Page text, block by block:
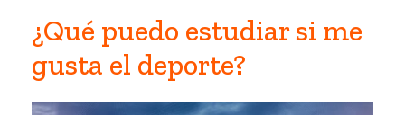
¿Qué puedo estudiar si me
gusta el deporte?